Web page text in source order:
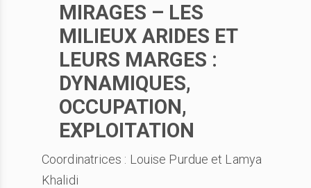
MIRAGES – LES
MILIEUX ARIDES ET
LEURS MARGES :
DYNAMIQUES,
OCCUPATION,
EXPLOITATION
Coordinatrices : Louise Purdue et Lamya
Khalidi